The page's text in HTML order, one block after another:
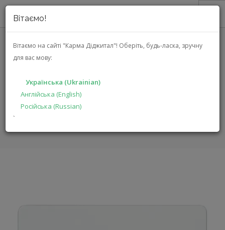
Вітаємо!
Вітаємо на сайті "Карма Діджитал"! Оберіть, будь-ласка, зручну
для вас мову:
Українська (Ukrainian)
Англійська (English)
Російська (Russian)
`
ПРО НАС
АКЦІЇ
РІШЕННЯ
ВИРОБНИКАМ
ГОЛОВНА КАТАЛОГ
ZC-2